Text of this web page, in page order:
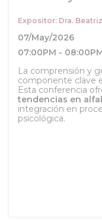
Expositor: Dra.
07/May/2026
07:00PM -
La comprensión y
componente clave
Esta conferencia
tendencias en
integración en
psicológica.